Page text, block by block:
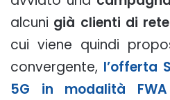
alcuni già clienti di rete
cui viene quindi
convergente, l’offerta
5G in modalità